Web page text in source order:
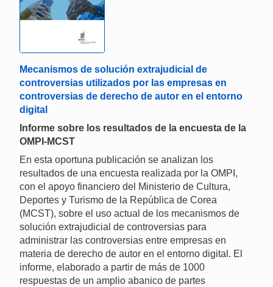
Mecanismos de solución extrajudicial de
controversias utilizados por las empresas en
controversias de derecho de autor en el entorno
digital
Informe sobre los resultados de la encuesta de la
OMPI-MCST
En esta oportuna publicación se analizan los
resultados de una encuesta realizada por la OMPI,
con el apoyo financiero del Ministerio de Cultura,
Deportes y Turismo de la República de Corea
(MCST), sobre el uso actual de los mecanismos de
solución extrajudicial de controversias para
administrar las controversias entre empresas en
materia de derecho de autor en el entorno digital. El
informe, elaborado a partir de más de 1000
respuestas de un amplio abanico de partes